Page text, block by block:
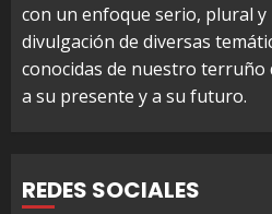
con un enfoque serio, plural
divulgación de diversas
conocidas de nuestro terruño
a su presente y a su futuro.
REDES SOCIALES